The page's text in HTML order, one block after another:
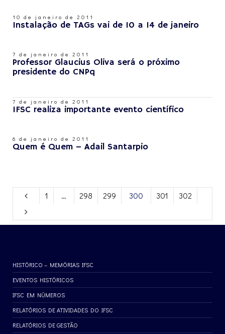
10 de janeiro de 2011
Instalação de TAGs vai de 10 a 14 de janeiro
7 de janeiro de 2011
Professor Glaucius Oliva será o próximo
presidente do CNPq
7 de janeiro de 2011
IFSC realiza importante evento científico
6 de janeiro de 2011
Quem é Quem – Adail Santarpio
1 … 298 299 300 301 302
HISTÓRICO – MEMÓRIAS IFSC
EVENTOS HISTÓRICOS
IFSC EM NÚMEROS
RELATÓRIOS DE ATIVIDADES DO IFSC
RELATÓRIOS DE GESTÃO